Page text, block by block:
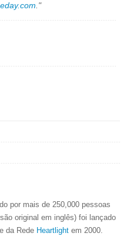
."
por mais de 250,000 pessoas
original em inglês) foi lançado
da Rede Heartlight em 2000.